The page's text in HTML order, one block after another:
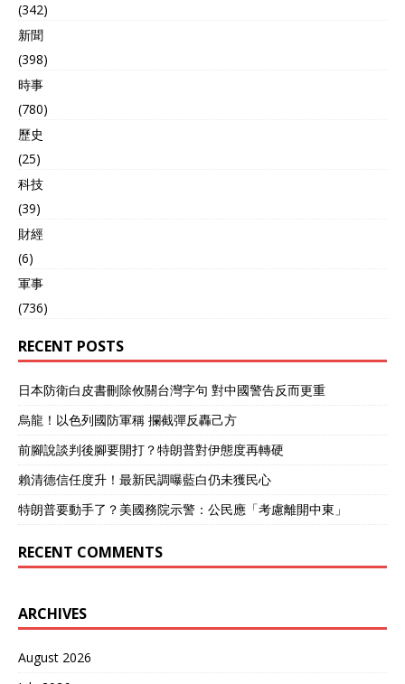
(342)
新聞
(398)
時事
(780)
歷史
(25)
科技
(39)
財經
(6)
軍事
(736)
RECENT POSTS
日本防衛白皮書刪除攸關台灣字句 對中國警告反而更重
烏龍！以色列國防軍稱 攔截彈反轟己方
前腳說談判後腳要開打？特朗普對伊態度再轉硬
賴清德信任度升！最新民調曝藍白仍未獲民心
特朗普要動手了？美國務院示警：公民應「考慮離開中東」
RECENT COMMENTS
ARCHIVES
August 2026